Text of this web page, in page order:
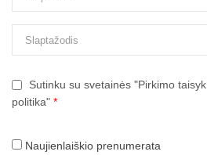
Sutinku su svetainės "Pirkimo
politika" *
Naujienlaiškio prenumerata